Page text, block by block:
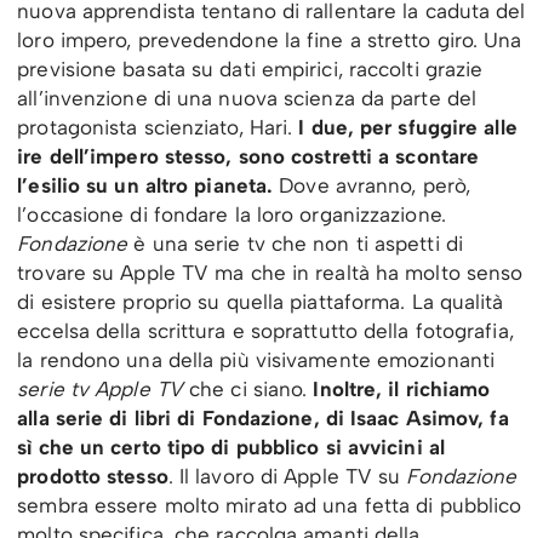
nuova apprendista tentano di rallentare la caduta del
loro impero, prevedendone la fine a stretto giro. Una
previsione basata su dati empirici, raccolti grazie
all’invenzione di una nuova scienza da parte del
protagonista scienziato, Hari. I due, per sfuggire alle
ire dell’impero stesso, sono costretti a scontare
l’esilio su un altro pianeta. Dove avranno, però,
l’occasione di fondare la loro organizzazione.
Fondazioneè una serie tv che non ti aspetti di
trovare su Apple TV ma che in realtà ha molto senso
di esistere proprio su quella piattaforma. La qualità
eccelsa della scrittura e soprattutto della fotografia,
la rendono una della più visivamente emozionanti
serie tv Apple TVche ci siano. Inoltre, il richiamo
alla serie di libri di Fondazione, di Isaac Asimov, fa
sì che un certo tipo di pubblico si avvicini al
prodotto stesso. Il lavoro di Apple TV su Fondazione
sembra essere molto mirato ad una fetta di pubblico